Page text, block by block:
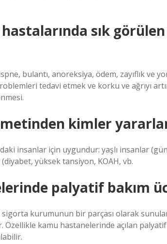
sık
bulantı, anoreksiya, ödem, zayıflık ve
tedavi etmek ve korku ve ağrıyı
kimler
insanlar için uygundur: yaşlı insanlar
yüksek tansiyon, KOAH, vb.
palyatif bakım
sigorta kurumunun bir parçası olarak
Özellikle kamu hastanelerinde açılan